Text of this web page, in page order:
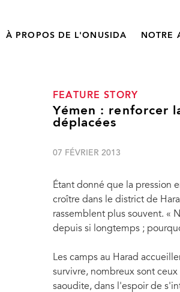
À PROPOS DE L'ONUSIDA NOTRE
FEATURE STORY
Yémen : renforcer
déplacées
07 FÉVRIER 2013
Étant donné que la pression
croître dans le district de
rassemblent plus souvent. «
depuis si longtemps ;
Les camps au Harad
survivre, nombreux sont
saoudite, dans l'espoir de